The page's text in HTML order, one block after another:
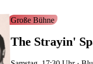
Große Bühne
The Strayin'